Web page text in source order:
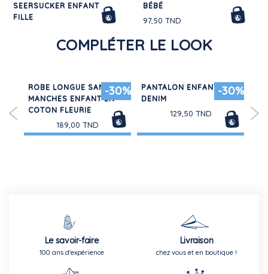
SEERSUCKER ENFANT
FILLE
BÉBÉ
97,50 TND
COMPLÉTER LE LOOK
-30%
ROBE LONGUE SANS
MANCHES ENFANT EN
COTON FLEURIE
189,00 TND
-30%
PANTALON ENFANT EN
DENIM
129,50 TND
Le savoir-faire
100 ans d'expérience
Livraison
chez vous et en boutique !